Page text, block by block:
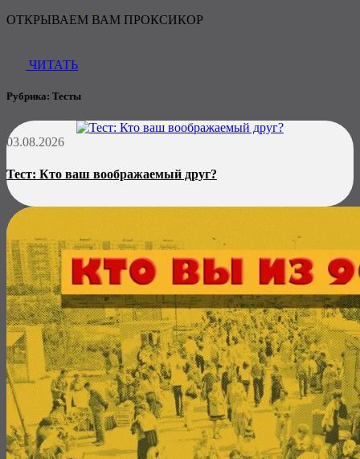
ОТКРЫВАЕМ ВАМ ПРОКСИКОР
ЧИТАТЬ
Рубрика: Тесты
03.08.2026
Тест: Кто ваш воображаемый друг?